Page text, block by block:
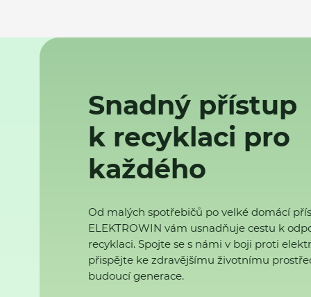
Snadný přístup
k recyklaci pro
každého
Od malých spotřebičů po velké domácí
ELEKTROWIN vám usnadňuje cestu k
recyklaci. Spojte se s námi v boji proti
přispějte ke zdravějšímu životnímu
budoucí generace.